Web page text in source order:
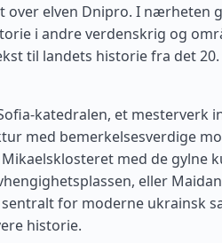
over elven Dnipro. I nærheten
i andre verdenskrig og
til landets historie fra det
katedralen, et mesterverk
med bemerkelsesverdige
med de gylne
eller Maidan
for moderne ukrainsk
historie.